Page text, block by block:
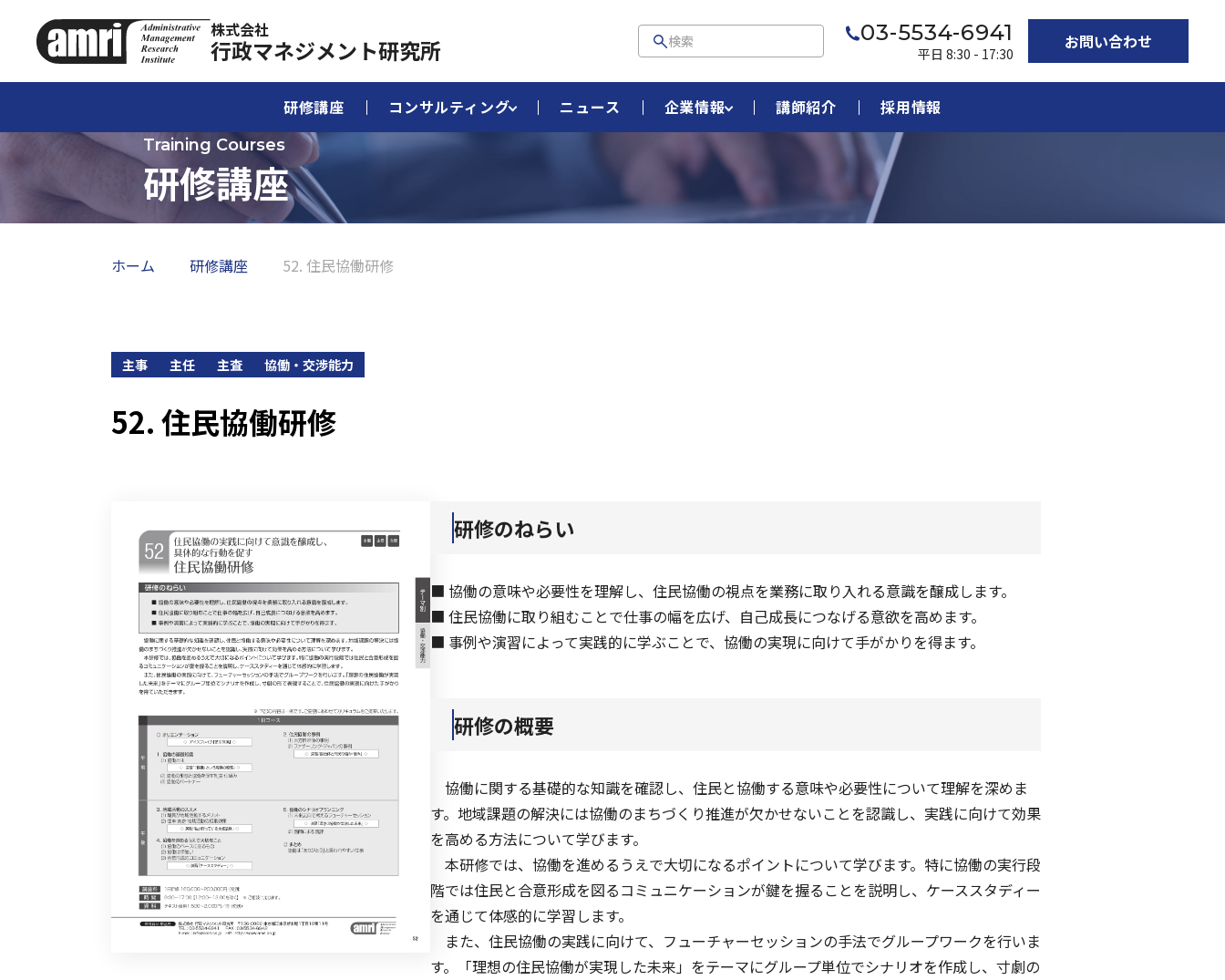
株式会社
行政マネジメント研究所
03-5534-6941
平日 8:30 - 17:30
お問い合わせ
研修講座 コンサルティング ニュース 企業情報 講師紹介 採用情報
研修講座
ホーム 研修講座 52. 住民協働研修
主事 主任 主査 協働・交渉能力
52. 住民協働研修
研修のねらい
■ 協働の意味や必要性を理解し、住民協働の視点を業務に取り入れる意識を醸成します。
■ 住民協働に取り組むことで仕事の幅を広げ、自己成長につなげる意欲を高めます。
■ 事例や演習によって実践的に学ぶことで、協働の実現に向けて手がかりを得ます。
研修の概要
協働に関する基礎的な知識を確認し、住民と協働する意味や必要性について理解を深めま
す。地域課題の解決には協働のまちづくり推進が欠かせないことを認識し、実践に向けて効果
を高める方法について学びます。
本研修では、協働を進めるうえで大切になるポイントについて学びます。特に協働の実行段
階では住民と合意形成を図るコミュニケーションが鍵を握ることを説明し、ケーススタディー
を通じて体感的に学習します。
また、住民協働の実践に向けて、フューチャーセッションの手法でグループワークを行いま
す。「理想の住民協働が実現した未来」をテーマにグループ単位でシナリオを作成し、寸劇の